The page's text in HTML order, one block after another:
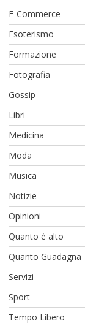
E-Commerce
Esoterismo
Formazione
Fotografia
Gossip
Libri
Medicina
Moda
Musica
Notizie
Opinioni
Quanto è alto
Quanto Guadagna
Servizi
Sport
Tempo Libero